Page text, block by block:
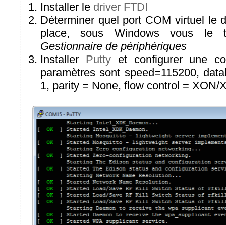
Installer le driver FTDI
Déterminer quel port COM virtuel le
place, sous Windows vous le
Gestionnaire de périphériques
Installer Puttyet configurer une
paramètres sont speed=115200,
1, parity = None, flow control = XON/